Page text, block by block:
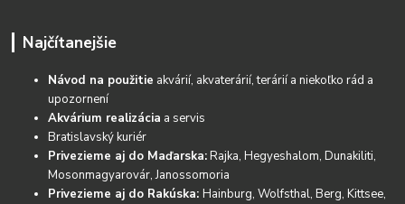
Najčítanejšie
Návod na použitie akvárií, akvaterárií, terárií a niekoľko rád a
upozornení
Akvárium realizácia a servis
Bratislavský kuriér
Privezieme aj do Maďarska:Rajka, Hegyeshalom, Dunakiliti,
Mosonmagyarovár, Janossomoria
Privezieme aj do Rakúska:Hainburg, Wolfsthal, Berg, Kittsee,